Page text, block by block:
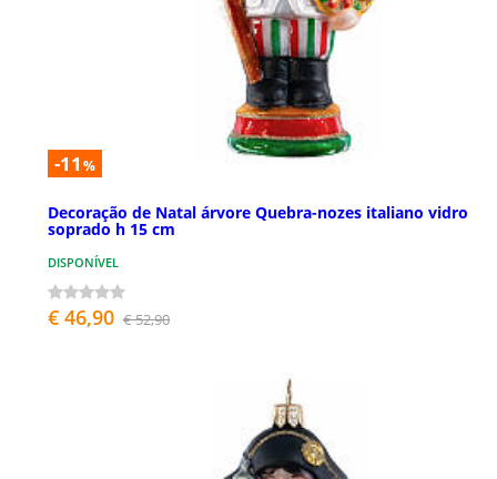
-11 %
Decoração de Natal árvore Quebra-nozes italiano vidro
soprado h 15 cm
DISPONÍVEL
€ 46,90 € 52,90